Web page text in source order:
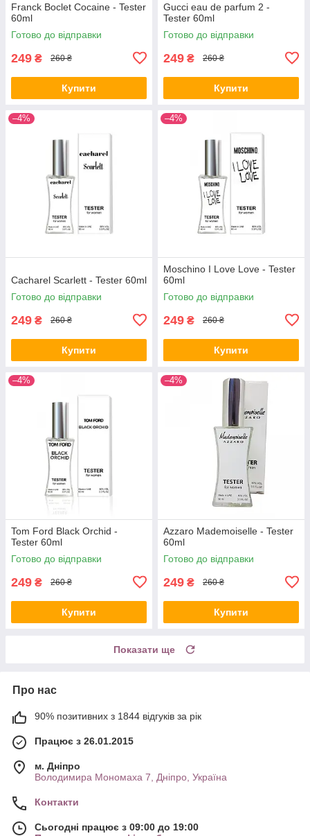
Franck Boclet Cocaine - Tester
60ml
Готово до відправки
249 ₴ 260 ₴
Купити
Gucci eau de parfum 2 -
Tester 60ml
Готово до відправки
249 ₴ 260 ₴
Купити
–4%
Cacharel Scarlett - Tester 60ml
Готово до відправки
249 ₴ 260 ₴
Купити
–4%
Moschino I Love Love - Tester
60ml
Готово до відправки
249 ₴ 260 ₴
Купити
–4%
Tom Ford Black Orchid -
Tester 60ml
Готово до відправки
249 ₴ 260 ₴
Купити
–4%
Azzaro Mademoiselle - Tester
60ml
Готово до відправки
249 ₴ 260 ₴
Купити
Показати ще
Про нас
90% позитивних з 1844 відгуків за рік
Працює з 26.01.2015
м. Дніпро
Володимира Мономаха 7, Дніпро, Україна
Контакти
Сьогодні працює з 09:00 до 19:00